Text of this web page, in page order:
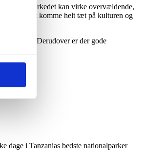
i markedet kan virke overvældende,
for at komme helt tæt på kulturen og
blomster. Derudover er der gode
dage i Tanzanias bedste nationalparker